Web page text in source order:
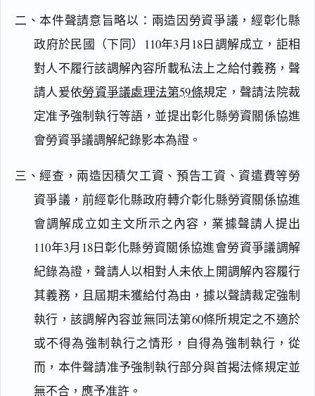
二、本件聲請意旨略以：兩造因勞資爭議，經彰化縣
政府於民國（下同）110年3月18日調解成立，詎相
對人不履行該調解內容所載私法上之給付義務，聲
請人爰依勞資爭議處理法第59條規定，聲請法院裁
定准予強制執行等語，並提出彰化縣勞資關係協進
會勞資爭議調解紀錄影本為證。
三、經查，兩造因積欠工資、預告工資、資遣費等勞
資爭議，前經彰化縣政府轉介彰化縣勞資關係協進
會調解成立如主文所示之內容，業據聲請人提出
110年3月18日彰化縣勞資關係協進會勞資爭議調解
紀錄為證，聲請人以相對人未依上開調解內容履行
其義務，且屆期未獲給付為由，據以聲請裁定強制
執行，該調解內容並無同法第60條所規定之不適於
或不得為強制執行之情形，自得為強制執行，從
而，本件聲請准予強制執行部分與首揭法條規定並
無不合，應予准許。
閱讀 研究